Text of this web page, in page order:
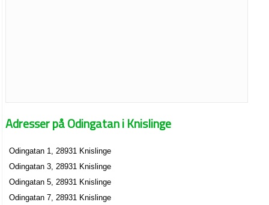
Adresser på Odingatan i Knislinge
Odingatan 1, 28931 Knislinge
Odingatan 3, 28931 Knislinge
Odingatan 5, 28931 Knislinge
Odingatan 7, 28931 Knislinge